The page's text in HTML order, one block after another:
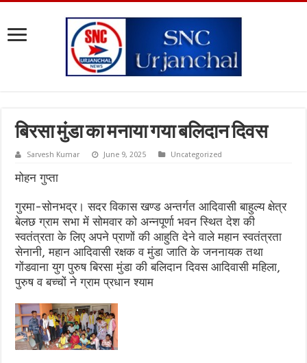
बिरसा मुंडा का मनाया गया बलिदान दिवस
Sarvesh Kumar June 9, 2025 Uncategorized
मोहन गुप्ता
गुरमा-सोनभद्र। सदर विकास खण्ड अन्तर्गत आदिवासी बाहुल्य क्षेत्र
बेलछ ग्राम सभा में सोमवार को अन्नपूर्णा भवन स्थित देश की
स्वतंत्रता के लिए अपने प्राणों की आहुति देने वाले महान स्वतंत्रता
सेनानी, महान आदिवासी रक्षक व मुंडा जाति के जननायक तथा
गोंडवाना युग पुरुष बिरसा मुंडा की बलिदान दिवस आदिवासी महिला,
पुरुष व बच्चों ने ग्राम प्रधान श्याम